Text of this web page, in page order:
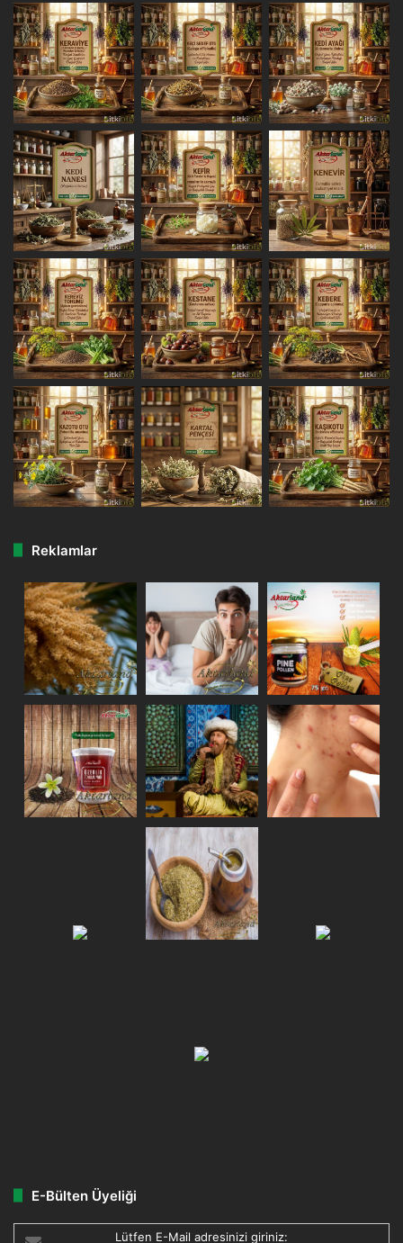
Reklamlar
E-Bülten Üyeliği
Lütfen E-Mail adresinizi giriniz: